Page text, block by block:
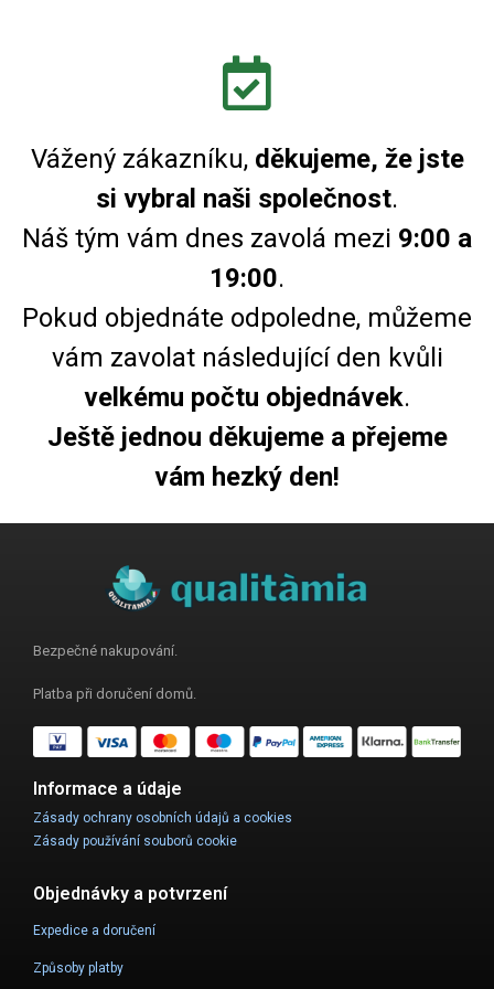
Vážený zákazníku, děkujeme, že jste
si vybral naši společnost.
Náš tým vám dnes zavolá mezi 9:00 a
19:00.
Pokud objednáte odpoledne, můžeme
vám zavolat následující den kvůli
velkému počtu objednávek.
Ještě jednou děkujeme a přejeme
vám hezký den!
Bezpečné nakupování.
Platba při doručení domů.
Informace a údaje
Zásady ochrany osobních údajů a cookies
Zásady používání souborů cookie
Objednávky a potvrzení
Expedice a doručení
Způsoby platby